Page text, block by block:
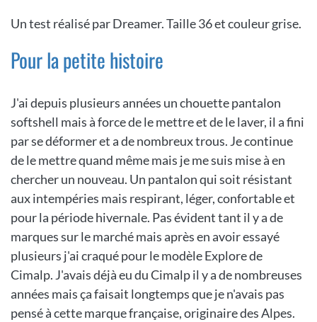
Un test réalisé par Dreamer. Taille 36 et couleur grise.
Pour la petite histoire
J'ai depuis plusieurs années un chouette pantalon
softshell mais à force de le mettre et de le laver, il a fini
par se déformer et a de nombreux trous. Je continue
de le mettre quand même mais je me suis mise à en
chercher un nouveau. Un pantalon qui soit résistant
aux intempéries mais respirant, léger, confortable et
pour la période hivernale. Pas évident tant il y a de
marques sur le marché mais après en avoir essayé
plusieurs j'ai craqué pour le modèle Explore de
Cimalp. J'avais déjà eu du Cimalp il y a de nombreuses
années mais ça faisait longtemps que je n'avais pas
pensé à cette marque française, originaire des Alpes.